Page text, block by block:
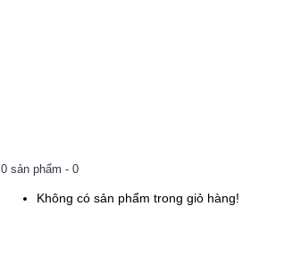
0 sản phẩm - 0
Không có sản phẩm trong giỏ hàng!